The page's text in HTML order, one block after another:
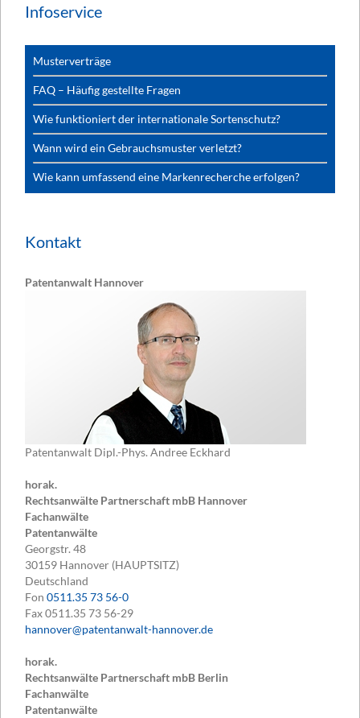
Infoservice
Musterverträge
FAQ – Häufig gestellte Fragen
Wie funktioniert der internationale Sortenschutz?
Wann wird ein Gebrauchsmuster verletzt?
Wie kann umfassend eine Markenrecherche erfolgen?
Kontakt
Patentanwalt Hannover
Patentanwalt Dipl.-Phys. Andree Eckhard
horak.
Rechtsanwälte Partnerschaft mbB Hannover
Fachanwälte
Patentanwälte
Georgstr. 48
30159 Hannover (HAUPTSITZ)
Deutschland
Fon 0511.35 73 56-0
Fax0511.35 73 56-29
hannover@patentanwalt-hannover.de
horak.
Rechtsanwälte Partnerschaft mbB Berlin
Fachanwälte
Patentanwälte